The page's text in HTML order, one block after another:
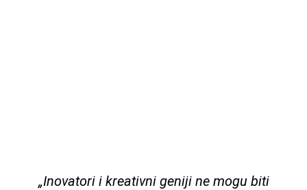
„Inovatori i kreativni geniji ne mogu biti